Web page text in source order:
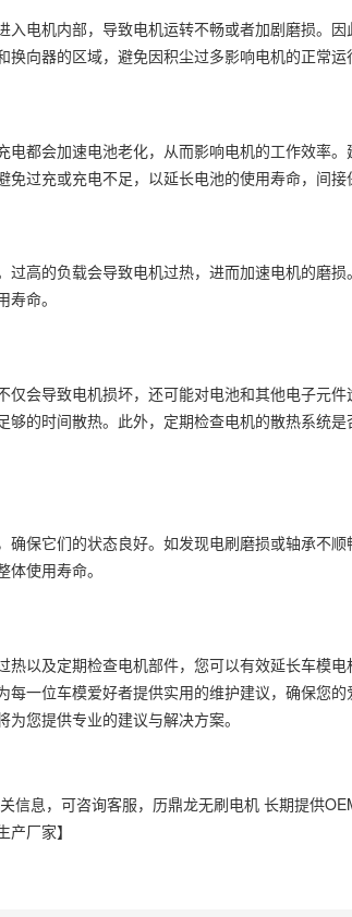
电机内部，导致电机运转不畅或者加剧磨损。
向器的区域，避免因积尘过多影响电机的正常运
都会加速电池老化，从而影响电机的工作效率
过充或充电不足，以延长电池的使用寿命，间接
高的负载会导致电机过热，进而加速电机的磨
命。
会导致电机损坏，还可能对电池和其他电子元
的时间散热。此外，定期检查电机的散热系统
保它们的状态良好。如发现电刷磨损或轴承不
使用寿命。
以及定期检查电机部件，您可以有效延长车模
一位车模爱好者提供实用的维护建议，确保您
您提供专业的建议与解决方案。
信息，可咨询客服，历鼎龙无刷电机 长期提供
厂家】